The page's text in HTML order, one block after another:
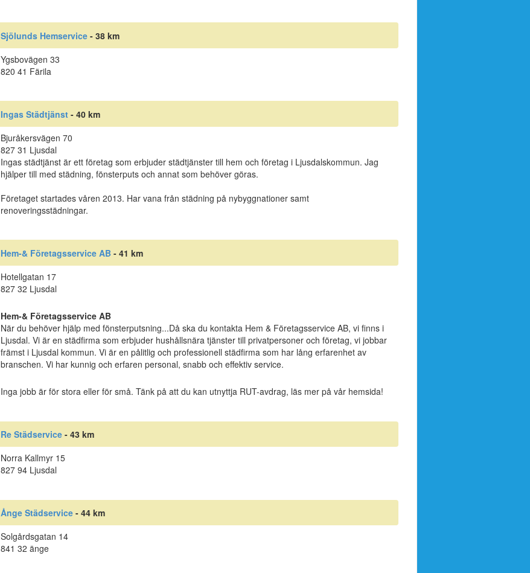
Sjölunds Hemservice- 38 km
Ygsbovägen 33
820 41 Färila
Ingas Städtjänst- 40 km
Bjuråkersvägen 70
827 31 Ljusdal
Ingas städtjänst är ett företag som erbjuder städtjänster till hem och företag i Ljusdalskommun. Jag
hjälper till med städning, fönsterputs och annat som behöver göras.
Företaget startades våren 2013. Har vana från städning på nybyggnationer samt
renoveringsstädningar.
Hem-& Företagsservice AB- 41 km
Hotellgatan 17
827 32 Ljusdal
Hem-& Företagsservice AB
När du behöver hjälp med fönsterputsning...Då ska du kontakta Hem & Företagsservice AB, vi finns i
Ljusdal. Vi är en städfirma som erbjuder hushållsnära tjänster till privatpersoner och företag, vi jobbar
främst i Ljusdal kommun. Vi är en pålitlig och professionell städfirma som har lång erfarenhet av
branschen. Vi har kunnig och erfaren personal, snabb och effektiv service.
Inga jobb är för stora eller för små. Tänk på att du kan utnyttja RUT-avdrag, läs mer på vår hemsida!
Re Städservice- 43 km
Norra Kallmyr 15
827 94 Ljusdal
Ånge Städservice- 44 km
Solgårdsgatan 14
841 32 änge